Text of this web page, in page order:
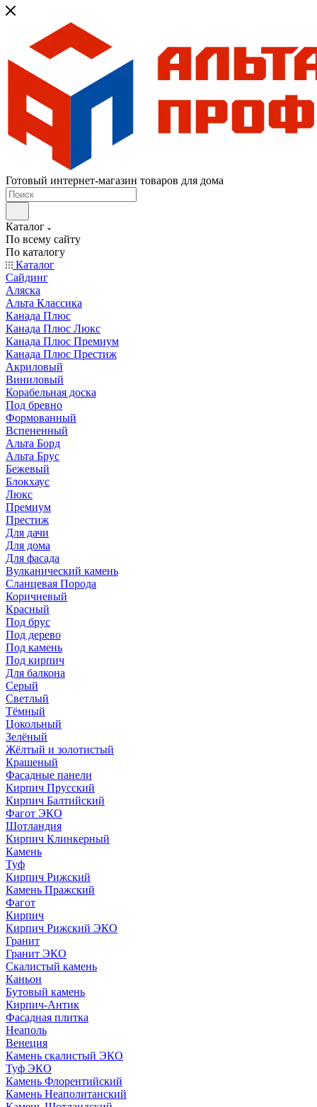
Готовый интернет-магазин товаров для дома
Каталог
По всему сайту
По каталогу
Каталог
Сайдинг
Аляска
Альта Классика
Канада Плюс
Канада Плюс Люкс
Канада Плюс Премиум
Канада Плюс Престиж
Акриловый
Виниловый
Корабельная доска
Под бревно
Формованный
Вспененный
Альта Борд
Альта Брус
Бежевый
Блокхаус
Люкс
Премиум
Престиж
Для дачи
Для дома
Для фасада
Вулканический камень
Сланцевая Порода
Коричневый
Красный
Под брус
Под дерево
Под камень
Под кирпич
Для балкона
Серый
Светлый
Тёмный
Цокольный
Зелёный
Жёлтый и золотистый
Крашеный
Фасадные панели
Кирпич Прусский
Кирпич Балтийский
Фагот ЭКО
Шотландия
Кирпич Клинкерный
Камень
Туф
Кирпич Рижский
Камень Пражский
Фагот
Кирпич
Кирпич Рижский ЭКО
Гранит
Гранит ЭКО
Скалистый камень
Каньон
Бутовый камень
Кирпич-Антик
Фасадная плитка
Неаполь
Венеция
Камень скалистый ЭКО
Туф ЭКО
Камень Флорентийский
Камень Неаполитанский